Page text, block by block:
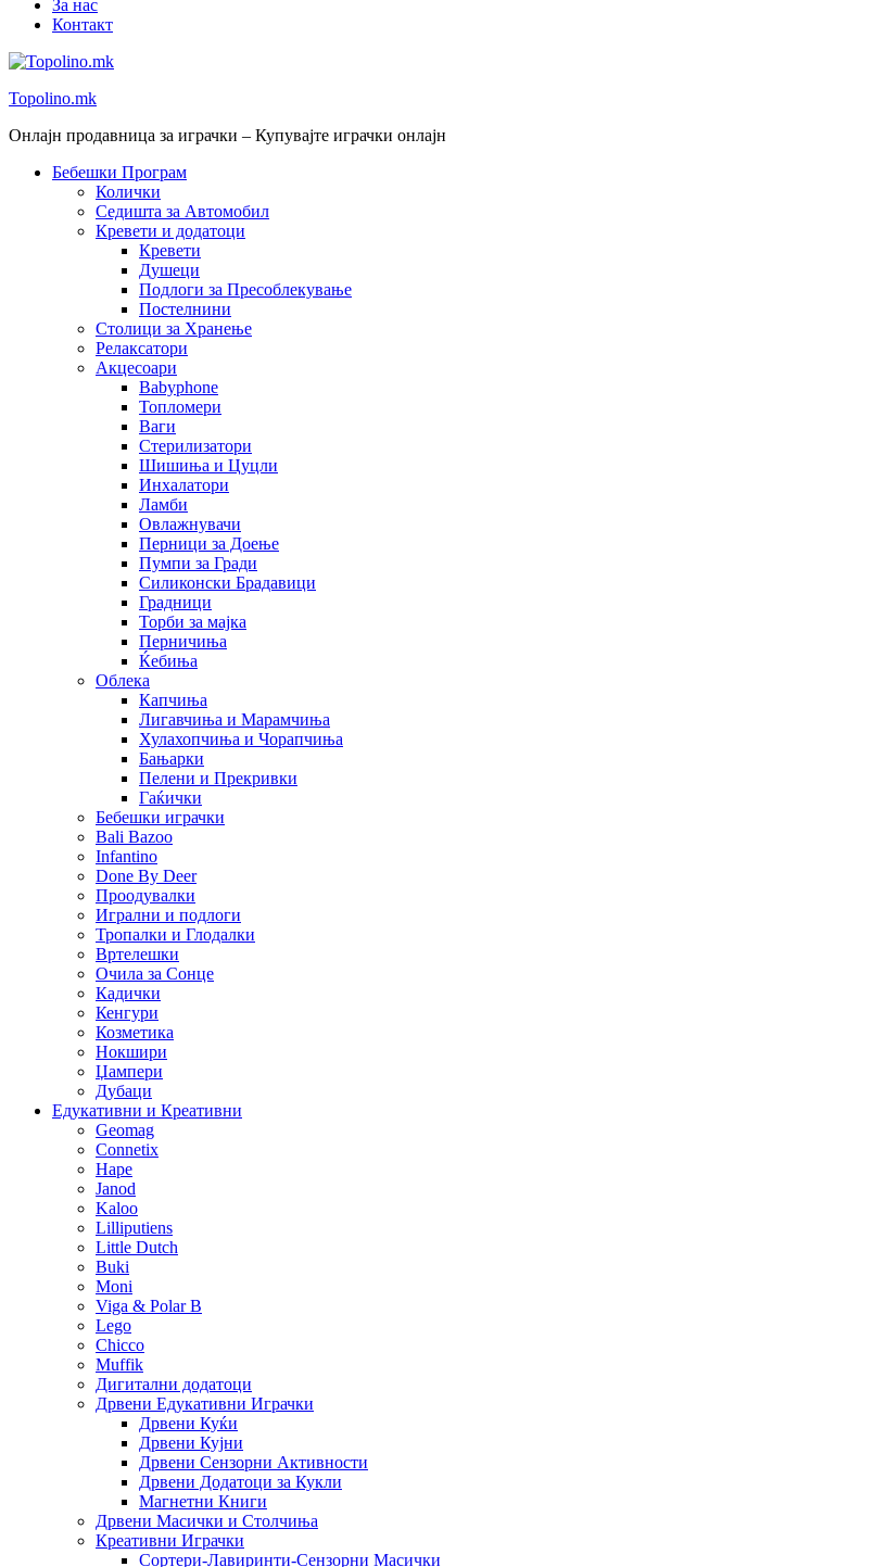
За нас
Контакт
Topolino.mk
Онлајн продавница за играчки – Купувајте играчки онлајн
Бебешки Програм
Колички
Седишта за Автомобил
Кревети и додатоци
Кревети
Душеци
Подлоги за Пресоблекување
Постелнини
Столици за Хранење
Релаксатори
Акцесоари
Babyphone
Топломери
Ваги
Стерилизатори
Шишиња и Цуцли
Инхалатори
Ламби
Овлажнувачи
Перници за Доење
Пумпи за Гради
Силиконски Брадавици
Градници
Торби за мајка
Перничиња
Ќебиња
Облека
Капчиња
Лигавчиња и Марамчиња
Хулахопчиња и Чорапчиња
Бањарки
Пелени и Прекривки
Гаќички
Бебешки играчки
Bali Bazoo
Infantino
Done By Deer
Проодувалки
Игрални и подлоги
Тропалки и Глодалки
Вртелешки
Очила за Сонце
Кадички
Кенгури
Козметика
Нокшири
Џампери
Дубаци
Едукативни и Креативни
Geomag
Connetix
Hape
Janod
Kaloo
Lilliputiens
Little Dutch
Buki
Moni
Viga & Polar B
Lego
Chicco
Muffik
Дигитални додатоци
Дрвени Едукативни Играчки
Дрвени Куќи
Дрвени Кујни
Дрвени Сензорни Активности
Дрвени Додатоци за Кукли
Магнетни Книги
Дрвени Масички и Столчиња
Креативни Играчки
Сортери-Лавиринти-Сензорни Масички